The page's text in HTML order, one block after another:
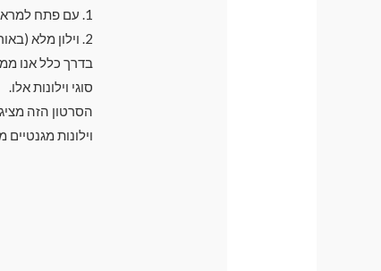
1. עם פתח למראה (הוילון משאיר פתח קטן בצד של המראה בגודל של 30 ס"מ)
2. וילון מלא (באורך מלא של חלון)
סוגי וילונות אלו.
הסרטון הזה
וילונות